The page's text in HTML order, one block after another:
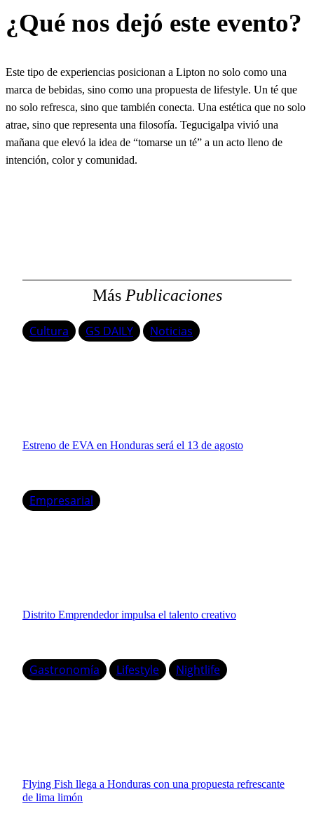
¿Qué nos dejó este evento?
Este tipo de experiencias posicionan a Lipton no solo como una
marca de bebidas, sino como una propuesta de lifestyle. Un té que
no solo refresca, sino que también conecta. Una estética que no solo
atrae, sino que representa una filosofía. Tegucigalpa vivió una
mañana que elevó la idea de “tomarse un té” a un acto lleno de
intención, color y comunidad.
MásPublicaciones
Cultura GS DAILY Noticias
Estreno de EVA en Honduras será el 13 de agosto
Empresarial
Distrito Emprendedor impulsa el talento creativo
Gastronomía Lifestyle Nightlife
Flying Fish llega a Honduras con una propuesta refrescante
de lima limón